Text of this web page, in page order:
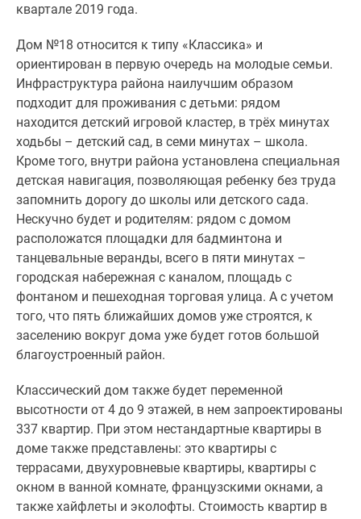
калькулятор
ипотека
Военная
ипотека
Банки
программы
Медиа
Новости
недвижимости
Мнение
эксперта
Аналитика
рынка
Покупателю
Экспертиза
новостроек
Эксперты
авторы
проекте
Контакты
Реклама
сайте
квартале 2019 года.
Дом №18 относится к типу «Классика» и
ориентирован в первую очередь на молодые семьи.
Инфраструктура района наилучшим образом
подходит для проживания с детьми: рядом
находится детский игровой кластер, в трёх минутах
ходьбы – детский сад, в семи минутах – школа.
Кроме того, внутри района установлена специальная
детская навигация, позволяющая ребенку без труда
запомнить дорогу до школы или детского сада.
Нескучно будет и родителям: рядом с домом
расположатся площадки для бадминтона и
танцевальные веранды, всего в пяти минутах –
городская набережная с каналом, площадь с
фонтаном и пешеходная торговая улица. А с учетом
того, что пять ближайших домов уже строятся, к
заселению вокруг дома уже будет готов большой
благоустроенный район.
Классический дом также будет переменной
высотности от 4 до 9 этажей, в нем запроектированы
337 квартир. При этом нестандартные квартиры в
доме также представлены: это квартиры с
террасами, двухуровневые квартиры, квартиры с
окном в ванной комнате, французскими окнами, а
также хайфлеты и эколофты. Стоимость квартир в